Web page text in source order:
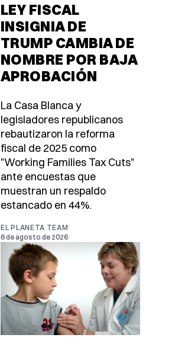
LEY FISCAL
INSIGNIA DE
TRUMP CAMBIA DE
NOMBRE POR BAJA
APROBACIÓN
La Casa Blanca y
legisladores republicanos
rebautizaron la reforma
fiscal de 2025 como
"Working Families Tax Cuts"
ante encuestas que
muestran un respaldo
estancado en 44%.
EL PLANETA TEAM
6 de agosto de 2026